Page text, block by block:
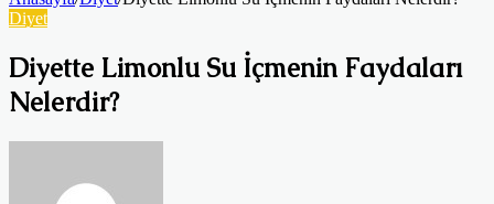
Diyet
Diyette Limonlu Su İçmenin Faydaları
Nelerdir?